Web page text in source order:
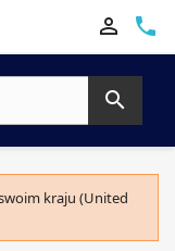
phone


kraju (United